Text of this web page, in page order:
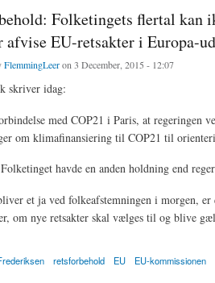
Folketingets flertal kan
afvise EU-retsakter i Europa-
FlemmingLeeron 3 December, 2015 - 12:07
skriver idag:
med COP21 i Paris, at regeringen
om klimafinansiering til COP21 til
havde en anden holdning end
et ja ved folkeafstemningen i morgen,
om nye retsakter skal vælges til og blive
retsforbehold EU EU-kommissionen